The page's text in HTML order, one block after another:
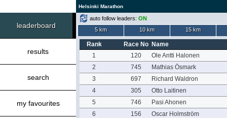
Helsinki Marathon
leaderboard
results
search
my favourites
auto follow leaders: ON
5 km
10 km 15 km
Rank Race No Name
1
120
Ole Antti Halonen
2
745
Mathias Ösmark
3
697
Richard Waldron
4
305
Otto Laitinen
5
746
Pasi Ahonen
6
156
Oscar Holmström